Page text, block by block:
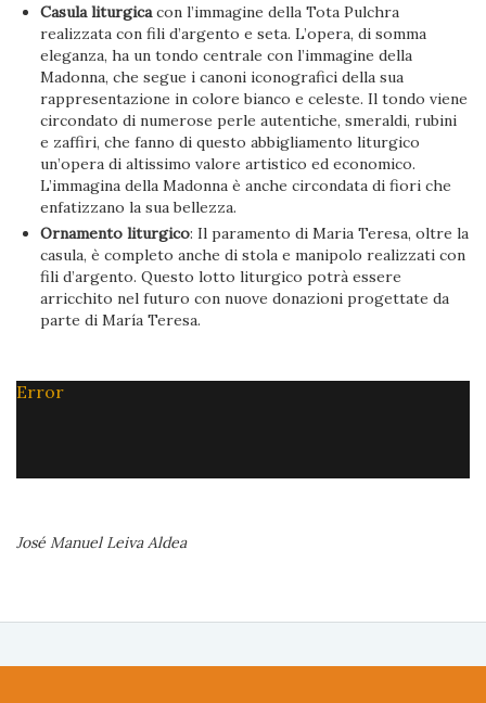
Casula liturgicacon l’immagine della Tota Pulchra
realizzata con fili d’argento e seta. L’opera, di somma
eleganza, ha un tondo centrale con l’immagine della
Madonna, che segue i canoni iconografici della sua
rappresentazione in colore bianco e celeste. Il tondo viene
circondato di numerose perle autentiche, smeraldi, rubini
e zaffiri, che fanno di questo abbigliamento liturgico
un’opera di altissimo valore artistico ed economico.
L’immagina della Madonna è anche circondata di fiori che
enfatizzano la sua bellezza.
Ornamento liturgico: Il paramento di Maria Teresa, oltre la
casula, è completo anche di stola e manipolo realizzati con
fili d’argento. Questo lotto liturgico potrà essere
arricchito nel futuro con nuove donazioni progettate da
parte di María Teresa.
Error
José Manuel Leiva Aldea